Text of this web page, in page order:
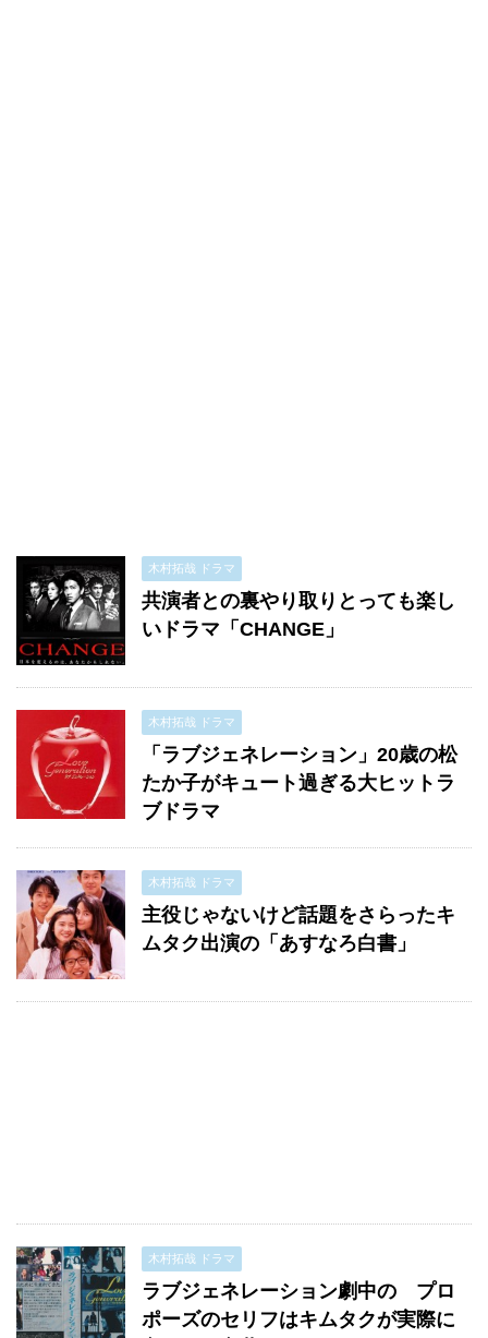
木村拓哉 ドラマ
共演者との裏やり取りとっても楽し
いドラマ「CHANGE」
木村拓哉 ドラマ
「ラブジェネレーション」20歳の松
たか子がキュート過ぎる大ヒットラ
ブドラマ
木村拓哉 ドラマ
主役じゃないけど話題をさらったキ
ムタク出演の「あすなろ白書」
木村拓哉 ドラマ
ラブジェネレーション劇中の プロ
ポーズのセリフはキムタクが実際に